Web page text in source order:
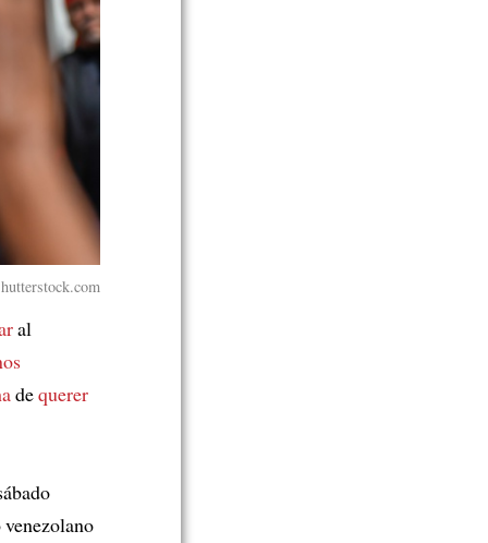
al
dequerer